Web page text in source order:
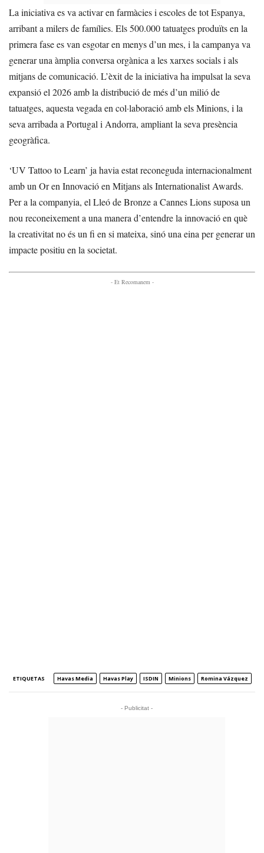
La iniciativa es va activar en farmàcies i escoles de tot Espanya,
arribant a milers de famílies. Els 500.000 tatuatges produïts en la
primera fase es van esgotar en menys d’un mes, i la campanya va
generar una àmplia conversa orgànica a les xarxes socials i als
mitjans de comunicació. L’èxit de la iniciativa ha impulsat la seva
expansió el 2026 amb la distribució de més d’un milió de
tatuatges, aquesta vegada en col·laboració amb els Minions, i la
seva arribada a Portugal i Andorra, ampliant la seva presència
geogràfica.
‘UV Tattoo to Learn’ ja havia estat reconeguda internacionalment
amb un Or en Innovació en Mitjans als Internationalist Awards.
Per a la companyia, el Lleó de Bronze a Cannes Lions suposa un
nou reconeixement a una manera d’entendre la innovació en què
la creativitat no és un fi en si mateixa, sinó una eina per generar un
impacte positiu en la societat.
- Et Recomanem -
ETIQUETAS Havas Media Havas Play ISDIN Minions Romina Vázquez
- Publicitat -